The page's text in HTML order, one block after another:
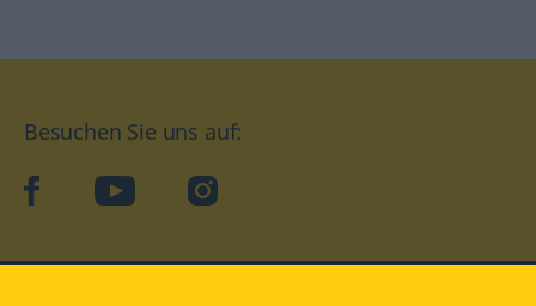
Besuchen Sie uns auf:
facebookYouTube Instagram